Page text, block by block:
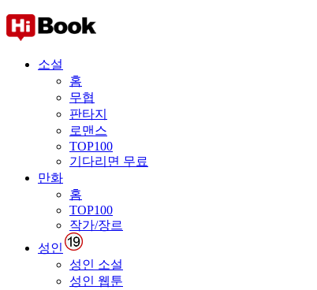
소설
홈
무협
판타지
로맨스
TOP100
기다리면 무료
만화
홈
TOP100
작가/장르
성인
성인 소설
성인 웹툰